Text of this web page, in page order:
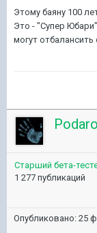
Этому баяну 100
Это - "Супер
могут
Старший бета-
1 277 публикаций
Опубликовано: 25